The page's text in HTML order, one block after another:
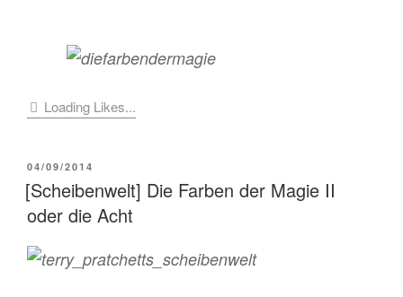
Loading Likes...
VERÖFFENTLICHT
AM
04/09/2014
[Scheibenwelt] Die Farben der Magie II
oder die Acht